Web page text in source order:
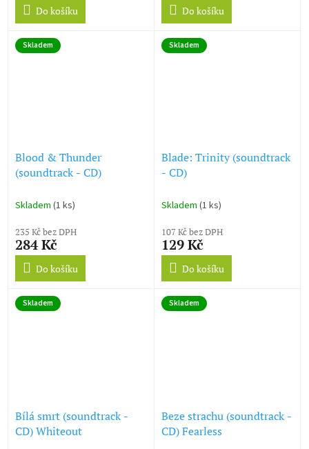
Do košíku Do košíku
Skladem
Blood & Thunder
(soundtrack - CD)
Skladem (1 ks)
235 Kč bez DPH
284 Kč
Do košíku
Skladem
Blade: Trinity (soundtrack
- CD)
Skladem (1 ks)
107 Kč bez DPH
129 Kč
Do košíku
Skladem
Bílá smrt (soundtrack -
CD) Whiteout
Skladem
Beze strachu (soundtrack -
CD) Fearless